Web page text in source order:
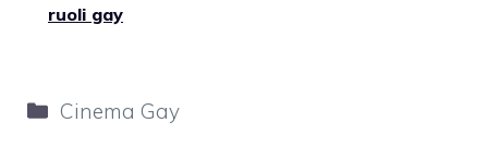
ruoli gay
Categorie
Cinema Gay